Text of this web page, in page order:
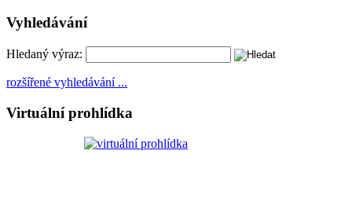
Vyhledávání
Hledaný výraz:
rozšířené vyhledávání ...
Virtuální prohlídka